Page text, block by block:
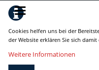
Cookies helfen uns bei der
der Website erklären Sie sich
Weitere Informationen